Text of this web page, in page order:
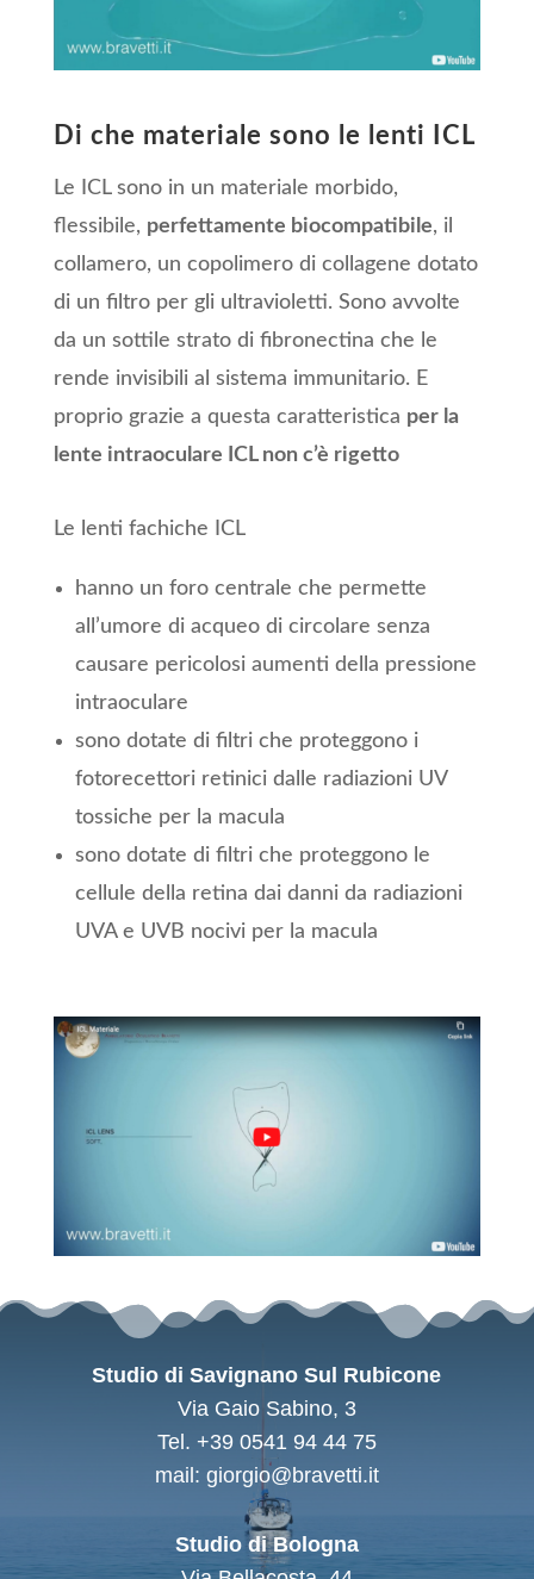
Di che materiale sono le lenti ICL
Le ICL sono in un materiale morbido,
flessibile, perfettamente biocompatibile, il
collamero, un copolimero di collagene dotato
di un filtro per gli ultravioletti. Sono avvolte
da un sottile strato di fibronectina che le
rende invisibili al sistema immunitario. E
proprio grazie a questa caratteristica per la
lente intraoculare ICL non c’è rigetto
Le lenti fachiche ICL
hanno un foro centrale che permette
all’umore di acqueo di circolare senza
causare pericolosi aumenti della pressione
intraoculare
sono dotate di filtri che proteggono i
fotorecettori retinici dalle radiazioni UV
tossiche per la macula
sono dotate di filtri che proteggono le
cellule della retina dai danni da radiazioni
UVA e UVB nocivi per la macula
Studio di Savignano Sul Rubicone
Via Gaio Sabino, 3
Tel. +39 0541 94 44 75
mail: giorgio@bravetti.it
Studio di Bologna